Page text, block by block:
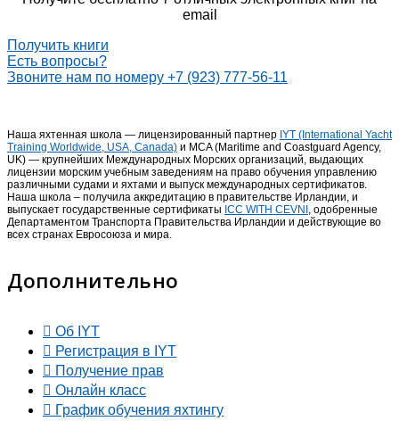
email
Получить книги
Есть вопросы?
Звоните нам по номеру +7 (923) 777-56-11
Наша яхтенная школа — лицензированный партнер IYT (International Yacht
Training Worldwide, USA, Canada) и MCA (Maritime and Coastguard Agency,
UK) — крупнейших Международных Морских организаций, выдающих
лицензии морским учебным заведениям на право обучения управлению
различными судами и яхтами и выпуск международных сертификатов.
Наша школа – получила аккредитацию в правительстве Ирландии, и
выпускает государственные сертификаты ICC WITH CEVNI , одобренные
Департаментом Транспорта Правительства Ирландии и действующие во
всех странах Евросоюза и мира.
Дополнительно
Об IYT
Регистрация в IYT
Получение прав
Онлайн класс
График обучения яхтингу